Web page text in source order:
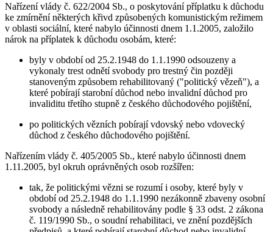
Nařízení vlády č. 622/2004 Sb., o poskytování příplatku k důchodu
ke zmírnění některých křivd způsobených komunistickým režimem
v oblasti sociální, které nabylo účinnosti dnem 1.1.2005, založilo
nárok na příplatek k důchodu osobám, které:
byly v období od 25.2.1948 do 1.1.1990 odsouzeny a
vykonaly trest odnětí svobody pro trestný čin později
stanoveným způsobem rehabilitovaný ("politický vězeň"), a
které pobírají starobní důchod nebo invalidní důchod pro
invaliditu třetího stupně z českého důchodového pojištění,
po politických vězních pobírají vdovský nebo vdovecký
důchod z českého důchodového pojištění.
Nařízením vlády č. 405/2005 Sb., které nabylo účinnosti dnem
1.11.2005, byl okruh oprávněných osob rozšířen:
tak, že politickými vězni se rozumí i osoby, které byly v
období od 25.2.1948 do 1.1.1990 nezákonně zbaveny osobní
svobody a následně rehabilitovány podle § 33 odst. 2 zákona
č. 119/1990 Sb., o soudní rehabilitaci, ve znění pozdějších